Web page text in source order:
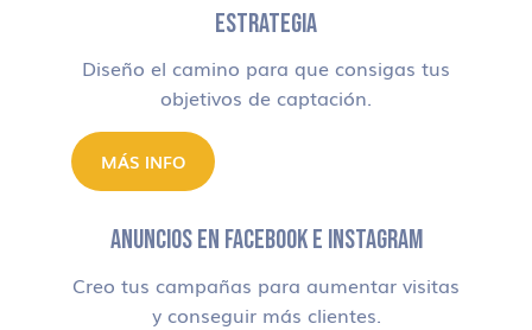
ESTRATEGIA
Diseño el camino para que consigas tus
objetivos de captación.
MÁS INFO
ANUNCIOS EN FACEBOOK E INSTAGRAM
Creo tus campañas para aumentar visitas
y conseguir más clientes.